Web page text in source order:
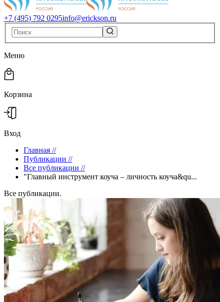
+7 (495) 792 0295info@erickson.ru
Меню
Корзина
Вход
Главная //
Публикации //
Все публикации //
"Главный инструмент коуча – личность коуча&qu...
Все публикации.